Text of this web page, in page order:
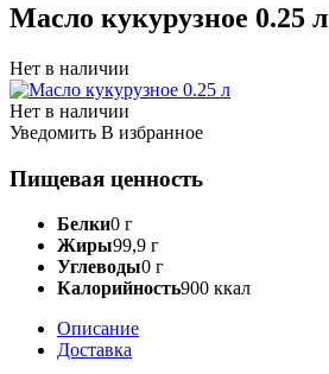
Масло кукурузное 0.25 л
Нет в наличии
Нет в наличии
Уведомить В избранное
Пищевая ценность
Белки0 г
Жиры99,9 г
Углеводы0 г
Калорийность900 ккал
Описание
Доставка